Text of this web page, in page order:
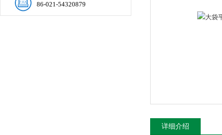
86-021-54320879
详细介绍